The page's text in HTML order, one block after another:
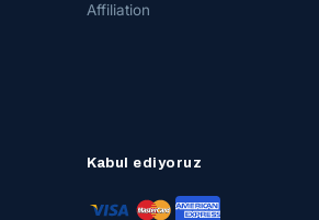
Affiliation
Kabul ediyoruz